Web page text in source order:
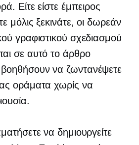
Είτε είστε έμπειρος
μόλις ξεκινάτε, οι δωρεάν
γραφιστικού σχεδιασμού
σε αυτό το άρθρο
να ζωντανέψετε
οράματα χωρίς να
να δημιουργείτε